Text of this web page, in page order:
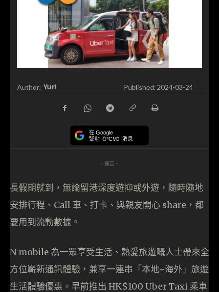
Author: Yuri Published: 2024-03-24
在 Google
緊貼《PCM》消息
- 廣告 -
長假期就到，無論留港深度遊抑或外遊，隨時隨地
安排行程、Call 車、打卡、與親友開心 share，都
要用到流動數據。
N mobile 為一眾享受生活、熱愛旅遊嘅人士帶來全
方位嶄新通訊體驗，兼享一連串「本地+海外」旅遊
生活體驗優惠。早前推出 HK$100 Uber Taxi 乘車